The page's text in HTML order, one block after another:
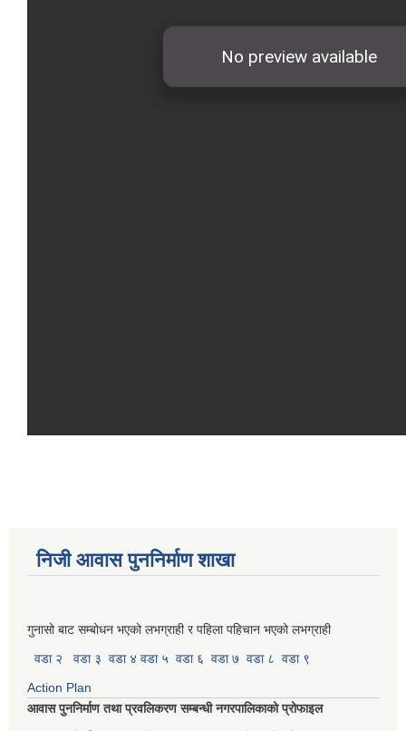
निजी आवास पुननिर्माण शाखा
गुनासो बाट सम्बोधन भएको लभग्राही र पहिला पहिचान भएको लभग्राही
वडा २
वडा ३ वडा ४ वडा ५ वडा ६ वडा ७ वडा ८ वडा ९
Action Plan
आवास पुननिर्माण तथा प्रवलिकरण सम्बन्धी नगरपालिकाको प्रोफाइल